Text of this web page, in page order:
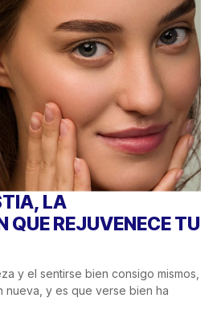
LA
QUE REJUVENECE TU
y el sentirse bien consigo mismos,
nueva, y es que verse bien ha